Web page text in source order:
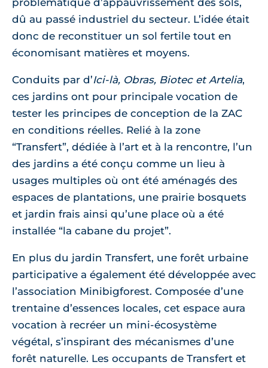
dû au passé industriel du secteur. L’idée était
donc de reconstituer un sol fertile tout en
économisant matières et moyens.
Conduits par d’Ici-là, Obras, Biotec et Artelia,
ces jardins ont pour principale vocation de
tester les principes de conception de la ZAC
en conditions réelles. Relié à la zone
“Transfert”, dédiée à l’art et à la rencontre, l’un
des jardins a été conçu comme un lieu à
usages multiples où ont été aménagés des
espaces de plantations, une prairie bosquets
et jardin frais ainsi qu’une place où a été
installée “la cabane du projet”.
En plus du jardin Transfert, une forêt urbaine
participative a également été développée avec
l’association Minibigforest. Composée d’une
trentaine d’essences locales, cet espace aura
vocation à recréer un mini-écosystème
végétal, s’inspirant des mécanismes d’une
forêt naturelle. Les occupants de Transfert et